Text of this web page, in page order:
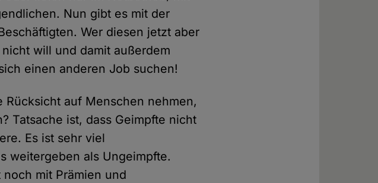
Nun gibt es mit der
Wer diesen jetzt aber
will und damit außerdem
einen anderen Job suchen!
auf Menschen nehmen,
Tatsache ist, dass Geimpfte nicht
Es ist sehr viel
weitergeben als Ungeimpfte.
mit Prämien und